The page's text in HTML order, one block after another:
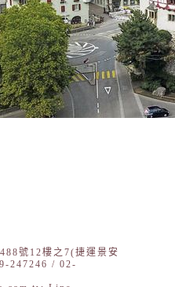
號12樓之7(捷運景安
247246 / 02-